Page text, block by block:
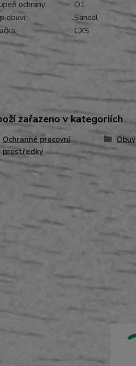
ochrany:
O1
obuvi:
Sandál
CXS
zařazeno v kategoriích
Ochranné pracovní
prostředky
Obuv